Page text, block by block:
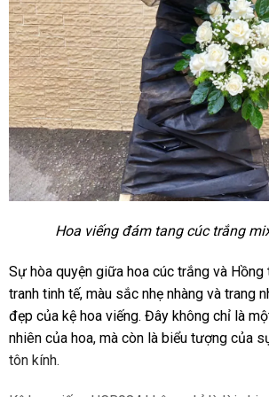
Hoa viếng đám tang cúc trắng
Sự hòa quyện giữa hoa cúc trắng và
tranh tinh tế, màu sắc nhẹ nhàng và trang
đẹp của kệ hoa viếng. Đây không chỉ là
nhiên của hoa, mà còn là biểu tượng của
tôn kính.